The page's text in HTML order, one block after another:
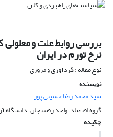
بررسی روابط علت و
نرخ تورم در ایران
نوع مقاله : گردآوری و مروری
نویسنده
سید محمد رضا حسینی پور
گروه اقتصاد، واحد رفسنجان، دانشگاه
چکیده